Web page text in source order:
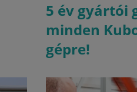
5 év gyártói
minden
gépre!